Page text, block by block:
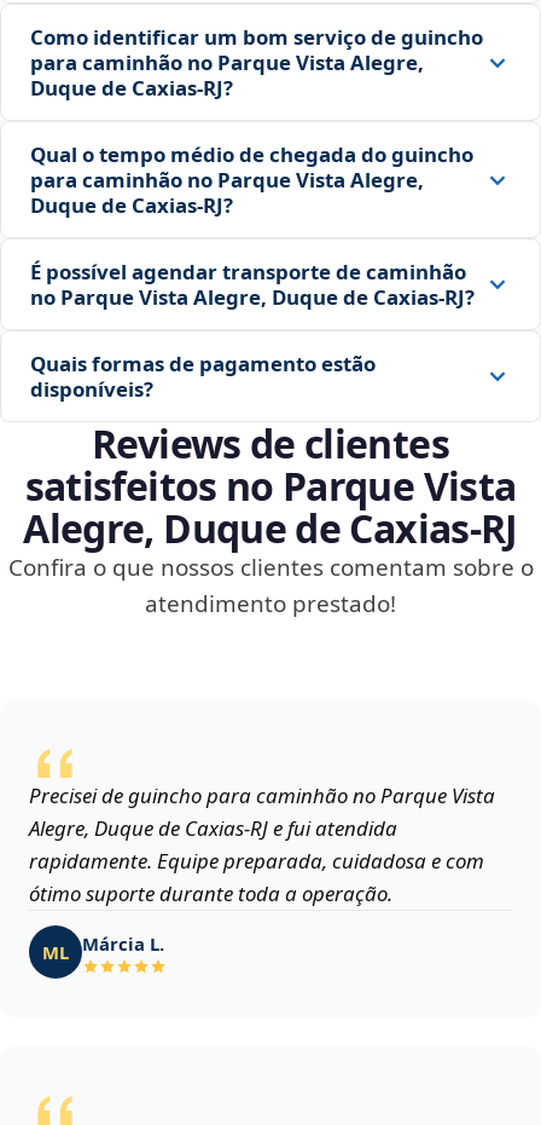
Como identificar um bom serviço de guincho
para caminhão no Parque Vista Alegre,
Duque de Caxias‑RJ?
Qual o tempo médio de chegada do guincho
para caminhão no Parque Vista Alegre,
Duque de Caxias‑RJ?
É possível agendar transporte de caminhão
no Parque Vista Alegre, Duque de Caxias‑RJ?
Quais formas de pagamento estão
disponíveis?
Reviews de clientes
satisfeitos no Parque Vista
Alegre, Duque de Caxias‑RJ
Confira o que nossos clientes comentam sobre o
atendimento prestado!
Precisei de guincho para caminhão no Parque Vista
Alegre, Duque de Caxias‑RJ e fui atendida
rapidamente. Equipe preparada, cuidadosa e com
ótimo suporte durante toda a operação.
ML Márcia L.